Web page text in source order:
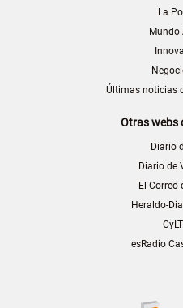
La
Mundo
Últimas noticias
Otras webs
Diario
Diario de
El Correo
Heraldo-
esRadio